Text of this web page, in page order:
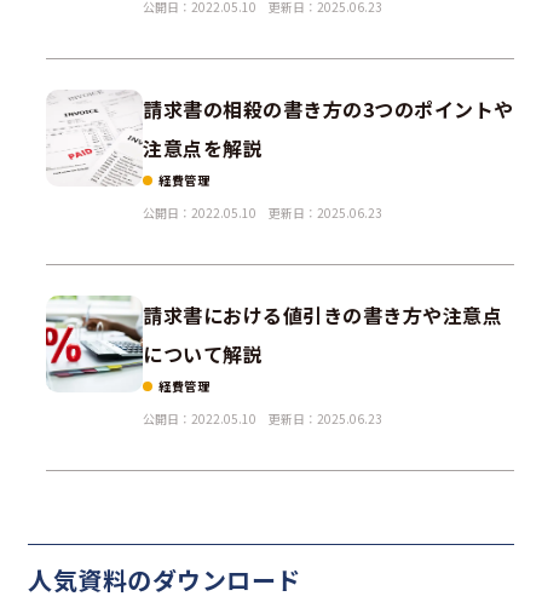
公開日：2022.05.10 更新日：2025.06.23
請求書の相殺の書き方の3つのポイントや
注意点を解説
経費管理
公開日：2022.05.10
更新日：2025.06.23
請求書における値引きの書き方や注意点
について解説
経費管理
公開日：2022.05.10
更新日：2025.06.23
人気資料のダウンロード